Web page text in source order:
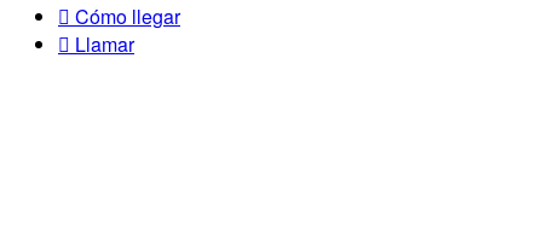
Cómo llegar
Llamar